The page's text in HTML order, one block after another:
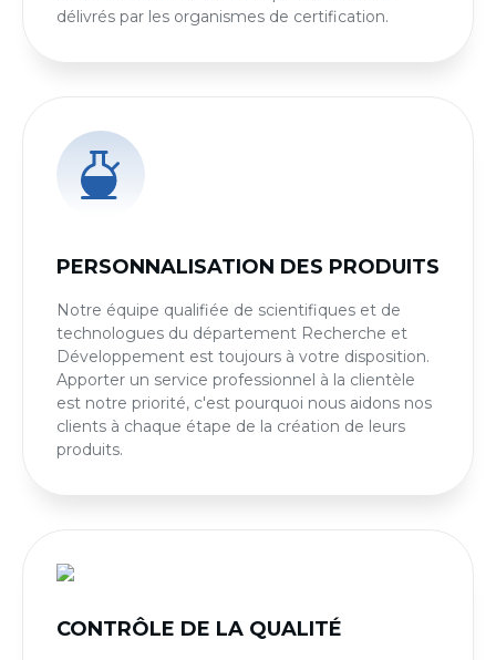
délivrés par les organismes de certification.
PERSONNALISATION DES PRODUITS
Notre équipe qualifiée de scientifiques et de
technologues du département Recherche et
Développement est toujours à votre disposition.
Apporter un service professionnel à la clientèle
est notre priorité, c'est pourquoi nous aidons nos
clients à chaque étape de la création de leurs
produits.
CONTRÔLE DE LA QUALITÉ